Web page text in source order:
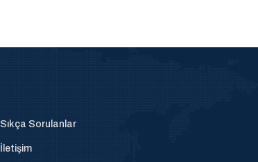
Sıkça Sorulanlar
İletişim